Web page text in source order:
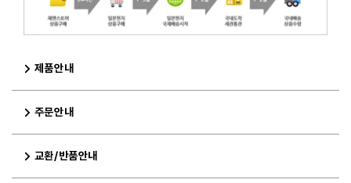
제품안내
주문안내
교환/반품안내